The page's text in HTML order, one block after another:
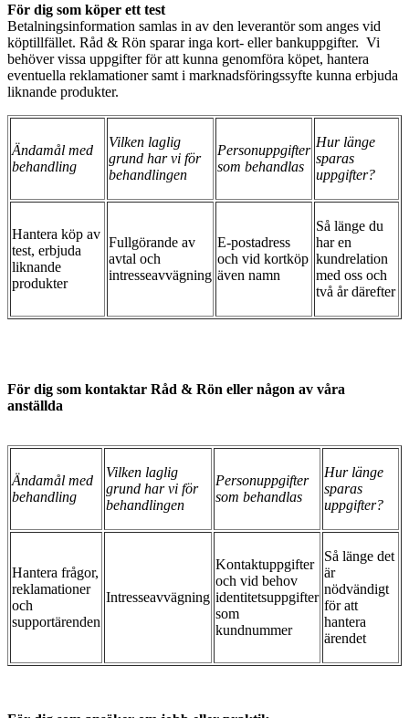
För dig som köper ett test
Betalningsinformation samlas in av den leverantör som anges vid
köptillfället. Råd & Rön sparar inga kort- eller bankuppgifter. Vi
behöver vissa uppgifter för att kunna genomföra köpet, hantera
eventuella reklamationer samt i marknadsföringssyfte kunna erbjuda
liknande produkter.
Ändamål med
behandling
Vilken laglig
grund har vi för
behandlingen
Personuppgifter
som behandlas
Hur länge
sparas
uppgifter?
Hantera köp av
test, erbjuda
liknande
produkter
Fullgörande av
avtal och
intresseavvägning
E-postadress
och vid kortköp
även namn
Så länge du
har en
kundrelation
med oss och
två år därefter
För dig som kontaktar Råd & Rön eller någon av våra
anställda
Ändamål med
behandling
Vilken laglig
grund har vi för
behandlingen
Personuppgifter
som behandlas
Hur länge
sparas
uppgifter?
Hantera frågor,
reklamationer
och
supportärenden
Intresseavvägning
Kontaktuppgifter
och vid behov
identitetsuppgifter
som
kundnummer
Så länge det
är
nödvändigt
för att
hantera
ärendet